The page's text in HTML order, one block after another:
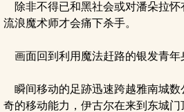
除非不得已和黑社会或对潘朵拉怀
流浪魔术师才会痛下杀手。
画面回到利用魔法赶路的银发青年
瞬间移动的足跡迅速跨越雅南城数
奇的移动能力，伊古尔在来到东城门